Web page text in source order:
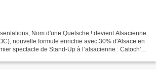
Nom d'une Quetsche ! devient Alsacienne
nouvelle formule enrichie avec 30% d'Alsace en
spectacle de Stand-Up à l’alsacienne : Catoch'